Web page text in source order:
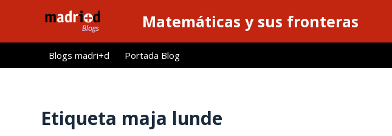
l
Matemáticas y sus fronteras
Blogs madri+d Portada Blog
Etiqueta maja lunde